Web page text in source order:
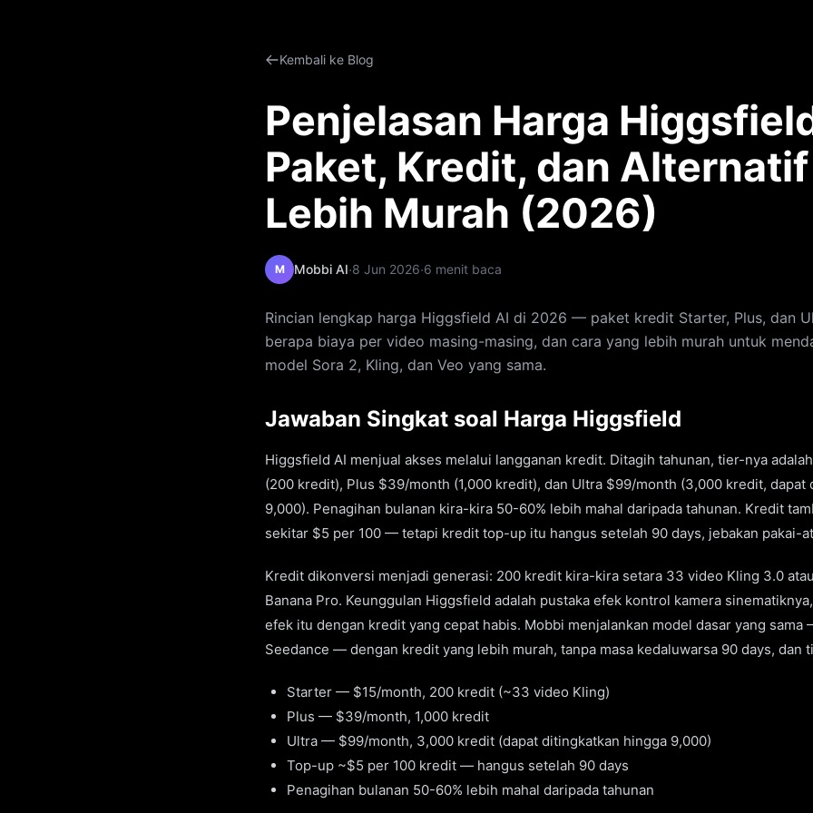
Kembali ke Blog
Penjelasan Harga
Paket, Kredit, dan
Lebih Murah (2026)
M Mobbi AI·8 Jun 2026·6 menit baca
Rincian lengkap harga Higgsfield AI di 2026 — paket kredit Starter, Plus, dan
berapa biaya per video masing-masing, dan cara yang lebih murah untuk
model Sora 2, Kling, dan Veo yang sama.
Jawaban Singkat soal Harga Higgsfield
Higgsfield AI menjual akses melalui langganan kredit. Ditagih tahunan, tier-nya
(200 kredit), Plus $39/month (1,000 kredit), dan Ultra $99/month (3,000 kredit, dapat
9,000). Penagihan bulanan kira-kira 50-60% lebih mahal daripada tahunan. Kredit
sekitar $5 per 100 — tetapi kredit top-up itu hangus setelah 90 days, jebakan pakai-
Kredit dikonversi menjadi generasi: 200 kredit kira-kira setara 33 video Kling 3.0
Banana Pro. Keunggulan Higgsfield adalah pustaka efek kontrol kamera
efek itu dengan kredit yang cepat habis. Mobbi menjalankan model dasar yang sama
Seedance — dengan kredit yang lebih murah, tanpa masa kedaluwarsa 90 days, dan
Starter — $15/month, 200 kredit (~33 video Kling)
Plus — $39/month, 1,000 kredit
Ultra — $99/month, 3,000 kredit (dapat ditingkatkan hingga 9,000)
Top-up ~$5 per 100 kredit — hangus setelah 90 days
Penagihan bulanan 50-60% lebih mahal daripada tahunan